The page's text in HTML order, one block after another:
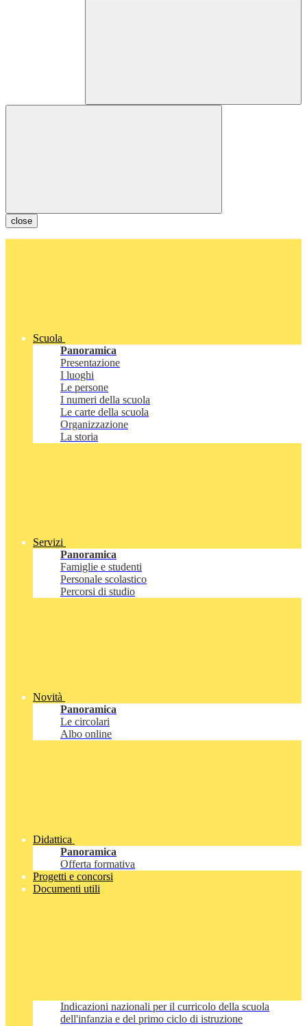
close
Scuola
Panoramica
Presentazione
I luoghi
Le persone
I numeri della scuola
Le carte della scuola
Organizzazione
La storia
Servizi
Panoramica
Famiglie e studenti
Personale scolastico
Percorsi di studio
Novità
Panoramica
Le circolari
Albo online
Didattica
Panoramica
Offerta formativa
Progetti e concorsi
Documenti utili
Indicazioni nazionali per il curricolo della scuola
dell'infanzia e del primo ciclo di istruzione